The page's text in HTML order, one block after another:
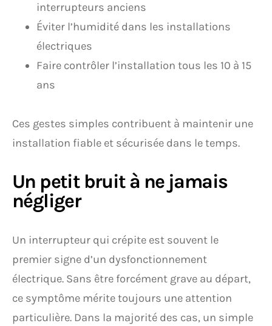
interrupteurs anciens
Éviter l’humidité dans les installations
électriques
Faire contrôler l’installation tous les 10 à 15
ans
Ces gestes simples contribuent à maintenir une
installation fiable et sécurisée dans le temps.
Un petit bruit à ne jamais
négliger
Un interrupteur qui crépite est souvent le
premier signe d’un dysfonctionnement
électrique. Sans être forcément grave au départ,
ce symptôme mérite toujours une attention
particulière. Dans la majorité des cas, un simple